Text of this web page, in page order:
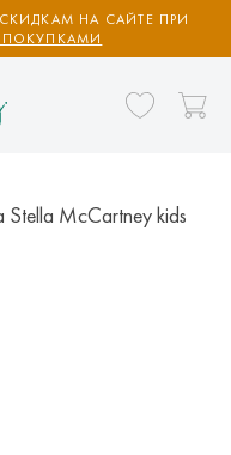
НА САЙТЕ ПРИ
ПОКУПКАМИ